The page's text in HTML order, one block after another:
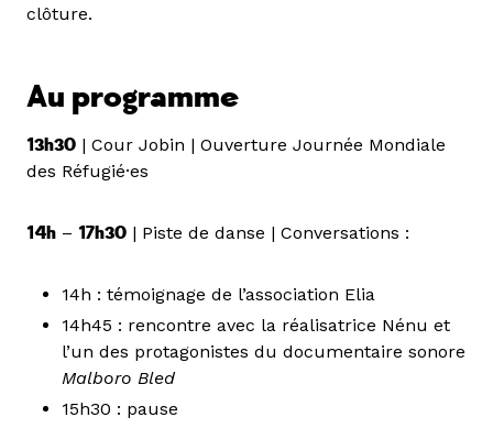
clôture.
Au programme
13h30 | Cour Jobin | Ouverture Journée Mondiale
des Réfugié·es
14h – 17h30 | Piste de danse | Conversations :
14h : témoignage de l’association Elia
14h45 : rencontre avec la réalisatrice Nénu et
l’un des protagonistes du documentaire sonore
Malboro Bled
15h30 : pause